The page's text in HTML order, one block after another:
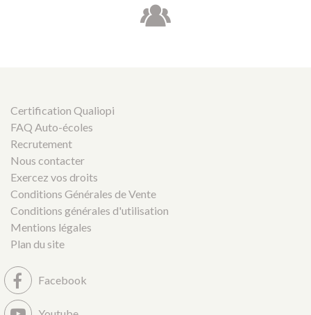
Certification Qualiopi
FAQ Auto-écoles
Recrutement
Nous contacter
Exercez vos droits
Conditions Générales de Vente
Conditions générales d'utilisation
Mentions légales
Plan du site
Facebook